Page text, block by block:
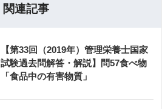
関連記事
【第33回（2019年）管理栄養士国家
試験過去問解答・解説】問57食べ物
「食品中の有害物質」